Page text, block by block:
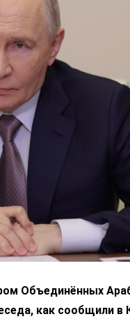
Объединённых
как сообщили в